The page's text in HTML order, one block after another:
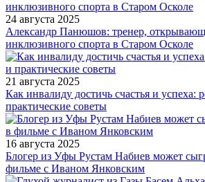
24 августа 2025
Александр Панюшов: тренер,
инклюзивного спорта в Старом Осколе
21 августа 2025
Как инвалиду достичь счастья и успеха:
практические советы
16 августа 2025
Блогер из Уфы Рустам Набиев может
фильме с Иваном Янковским